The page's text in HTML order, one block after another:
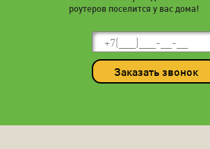
роутеров поселится у вас дома!
Заказать звонок